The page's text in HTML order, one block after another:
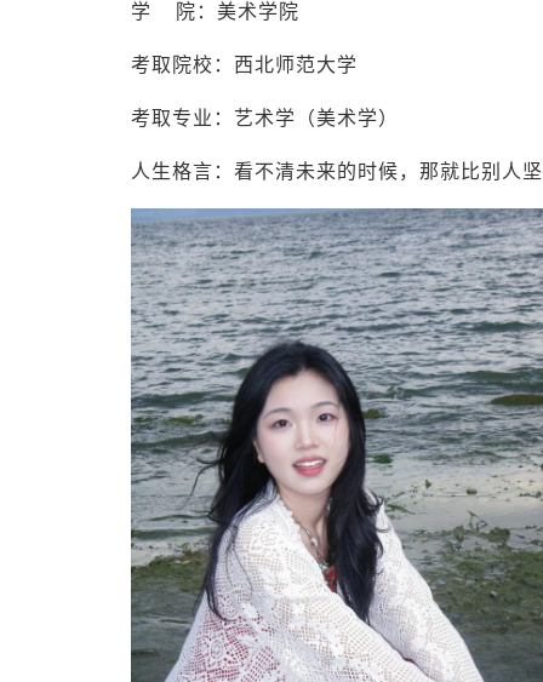
学 院：美术学院
考取院校：西北师范大学
考取专业：艺术学（美术学）
人生格言：看不清未来的时候，那就比别人